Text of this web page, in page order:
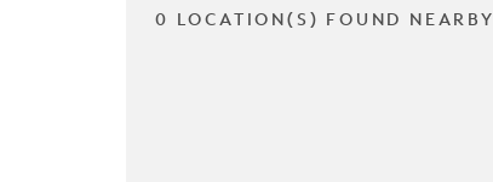
0 LOCATION(S) FOUND NEARBY